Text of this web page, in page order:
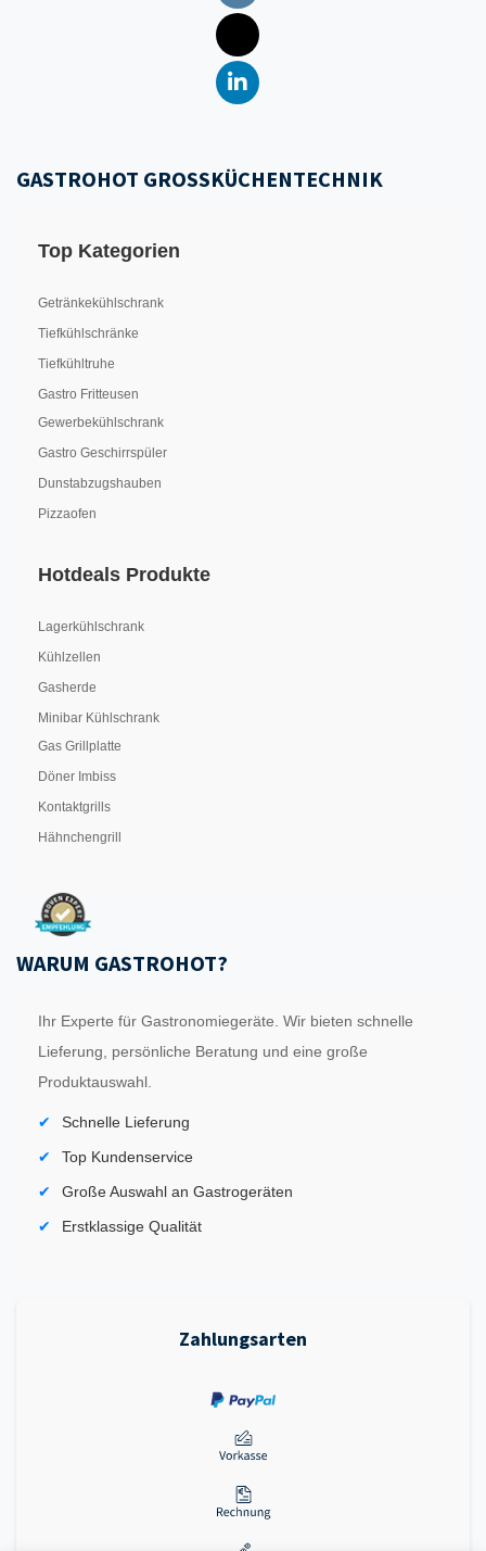
GASTROHOT GROSSKÜCHENTECHNIK
Top Kategorien
Getränkekühlschrank
Tiefkühlschränke
Tiefkühltruhe
Gastro Fritteusen
Gewerbekühlschrank
Gastro Geschirrspüler
Dunstabzugshauben
Pizzaofen
Hotdeals Produkte
Lagerkühlschrank
Kühlzellen
Gasherde
Minibar Kühlschrank
Gas Grillplatte
Döner Imbiss
Kontaktgrills
Hähnchengrill
WARUM GASTROHOT?
Ihr Experte für Gastronomiegeräte. Wir bieten schnelle
Lieferung, persönliche Beratung und eine große
Produktauswahl.
Schnelle Lieferung
Top Kundenservice
Große Auswahl an Gastrogeräten
Erstklassige Qualität
Zahlungsarten